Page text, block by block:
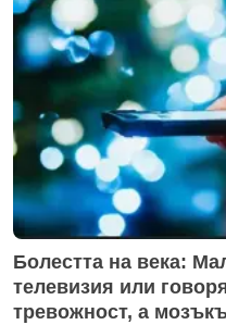
Болестта на века:
телевизия или
тревожност, а